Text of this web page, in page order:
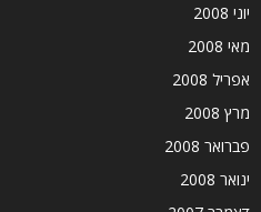
יוני 2008
מאי 2008
אפריל 2008
מרץ 2008
פברואר 2008
ינואר 2008